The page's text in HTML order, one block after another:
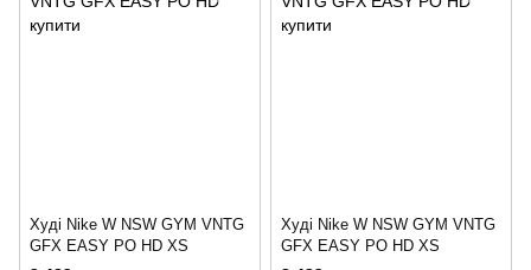
Худі Nike W NSW GYM VNTG
GFX EASY PO HD XS
Худі Nike W NSW GYM VNTG
GFX EASY PO HD XS